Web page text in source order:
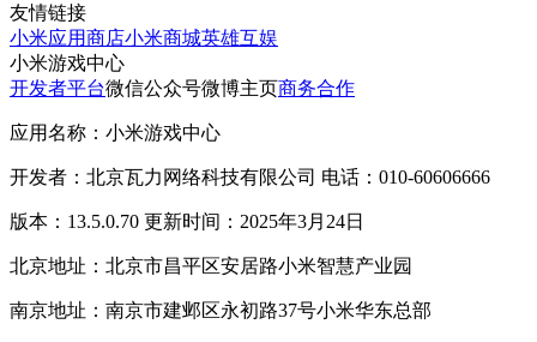
友情链接
小米应用商店小米商城英雄互娱
小米游戏中心
开发者平台微信公众号微博主页商务合作
应用名称：小米游戏中心
开发者：北京瓦力网络科技有限公司 电话：010-60606666
版本：13.5.0.70 更新时间：2025年3月24日
北京地址：北京市昌平区安居路小米智慧产业园
南京地址：南京市建邺区永初路37号小米华东总部